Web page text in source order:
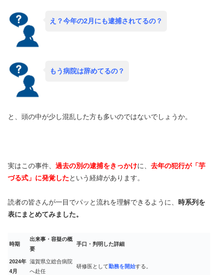
え？今年の2月にも逮捕されてるの？
もう病院は辞めてるの？
と、頭の中が少し混乱した方も多いのではないでしょうか。
実はこの事件、 過去の別の逮捕をきっかけに、 去年の犯行が「芋
づる式」に発覚したという経緯があります。
読者の皆さんが一目でパッと流れを理解できるように、 時系列を
表にまとめてみました。
時期
出来事・容疑の概
要
手口・判明した詳細
2024年
4月
滋賀県立総合病院
へ赴任
研修医として勤務を開始する。